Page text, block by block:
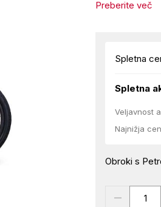
Preberite več
Spletna
Spletna
Veljavnost
Najnižja
Obroki s